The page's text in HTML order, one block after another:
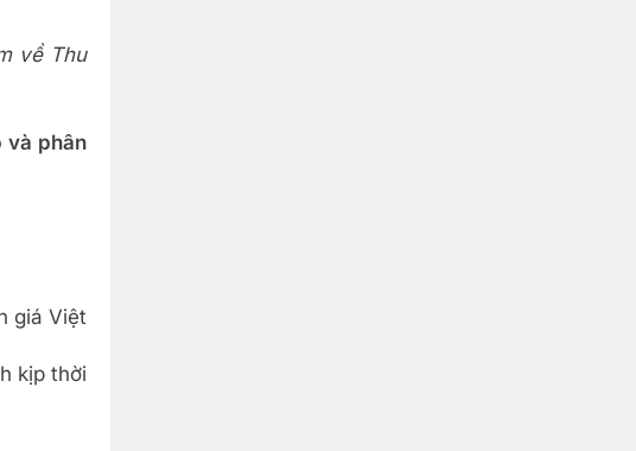
về Thu
và phân
giá Việt
kịp thời